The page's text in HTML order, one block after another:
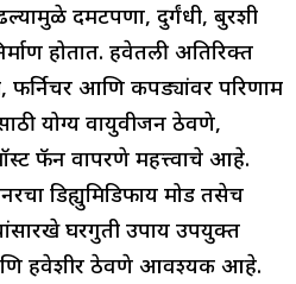
दमटपणा, दुर्गंधी, बुरशी
होतात. हवेतली अतिरिक्त
फर्निचर आणि कपड्यांवर परिणाम
योग्य वायुवीजन ठेवणे,
फॅन वापरणे महत्त्वाचे आहे.
डिह्युमिडिफाय मोड तसेच
घरगुती उपाय उपयुक्त
हवेशीर ठेवणे आवश्यक आहे.